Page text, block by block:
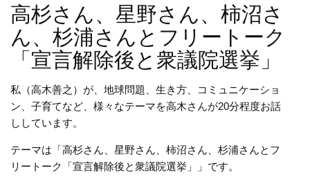
高杉さん、星野さん、柿沼さ
ん、杉浦さんとフリートーク
「宣言解除後と衆議院選挙」
私（高木善之）が、地球問題、生き方、コミュニケーショ
ン、子育てなど、様々なテーマを高木さんが20分程度お話
ししています。
テーマは「高杉さん、星野さん、柿沼さん、杉浦さんとフ
リートーク「宣言解除後と衆議院選挙」」です。